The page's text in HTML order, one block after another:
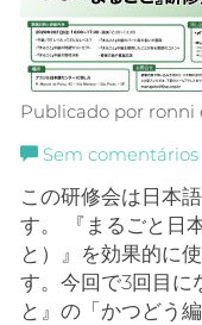
Publicado por ronni
Sem comentários
この研修会は日本
す。 『まるごと日
と）』を効果的に
す。今回で3回目に
と』の「かつどう